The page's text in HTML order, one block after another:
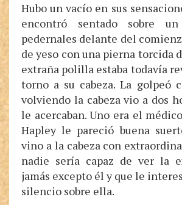
Hubo un vacío en sus
encontró sentado sobre
pedernales delante del
de yeso con una pierna torcida
extraña polilla estaba todavía
torno a su cabeza. La golpeó
volviendo la cabeza vio a dos
le acercaban. Uno era el
Hapley le pareció buena
vino a la cabeza con
nadie sería capaz de ver la
jamás excepto él y que le
silencio sobre ella.